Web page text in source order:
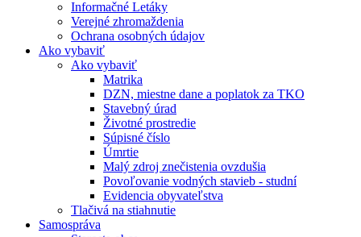
Informačné Letáky
Verejné zhromaždenia
Ochrana osobných údajov
Ako vybaviť
Ako vybaviť
Matrika
DZN, miestne dane a poplatok za TKO
Stavebný úrad
Životné prostredie
Súpisné číslo
Úmrtie
Malý zdroj znečistenia ovzdušia
Povoľovanie vodných stavieb - studní
Evidencia obyvateľstva
Tlačivá na stiahnutie
Samospráva